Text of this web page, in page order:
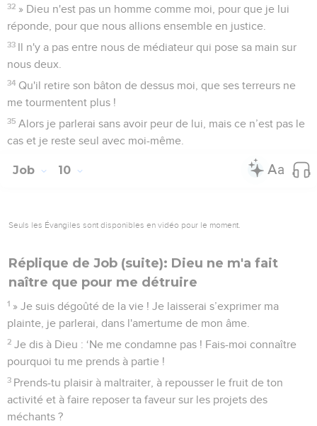
32 » Dieu n'est pas un homme comme moi, pour que je lui
réponde, pour que nous allions ensemble en justice.
33 Il n'y a pas entre nous de médiateur qui pose sa main sur
nous deux.
34 Qu'il retire son bâton de dessus moi, que ses terreurs ne
me tourmentent plus !
35 Alors je parlerai sans avoir peur de lui, mais ce n’est pas le
cas et je reste seul avec moi-même.
Job 10
Seuls les Évangiles sont disponibles en vidéo pour le moment.
Réplique de Job (suite): Dieu ne m'a fait
naître que pour me détruire
1 » Je suis dégoûté de la vie ! Je laisserai s’exprimer ma
plainte, je parlerai, dans l'amertume de mon âme.
2 Je dis à Dieu : ‘Ne me condamne pas ! Fais-moi connaître
pourquoi tu me prends à partie !
3 Prends-tu plaisir à maltraiter, à repousser le fruit de ton
activité et à faire reposer ta faveur sur les projets des
méchants ?